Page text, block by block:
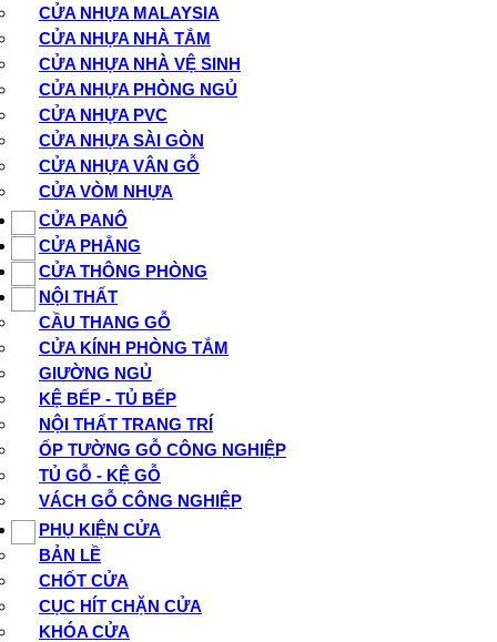
CỬA NHỰA MALAYSIA
CỬA NHỰA NHÀ TẮM
CỬA NHỰA NHÀ VỆ SINH
CỬA NHỰA PHÒNG NGỦ
CỬA NHỰA PVC
CỬA NHỰA SÀI GÒN
CỬA NHỰA VÂN GỖ
CỬA VÒM NHỰA
CỬA PANÔ
CỬA PHẲNG
CỬA THÔNG PHÒNG
NỘI THẤT
CẦU THANG GỖ
CỬA KÍNH PHÒNG TẮM
GIƯỜNG NGỦ
KỆ BẾP - TỦ BẾP
NỘI THẤT TRANG TRÍ
ỐP TƯỜNG GỖ CÔNG NGHIỆP
TỦ GỖ - KỆ GỖ
VÁCH GỖ CÔNG NGHIỆP
PHỤ KIỆN CỬA
BẢN LỀ
CHỐT CỬA
CỤC HÍT CHẶN CỬA
KHÓA CỬA